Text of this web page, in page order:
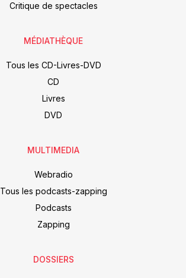
Critique de spectacles
MÉDIATHÈQUE
Tous les CD-Livres-DVD
CD
Livres
DVD
MULTIMEDIA
Webradio
Tous les podcasts-zapping
Podcasts
Zapping
DOSSIERS